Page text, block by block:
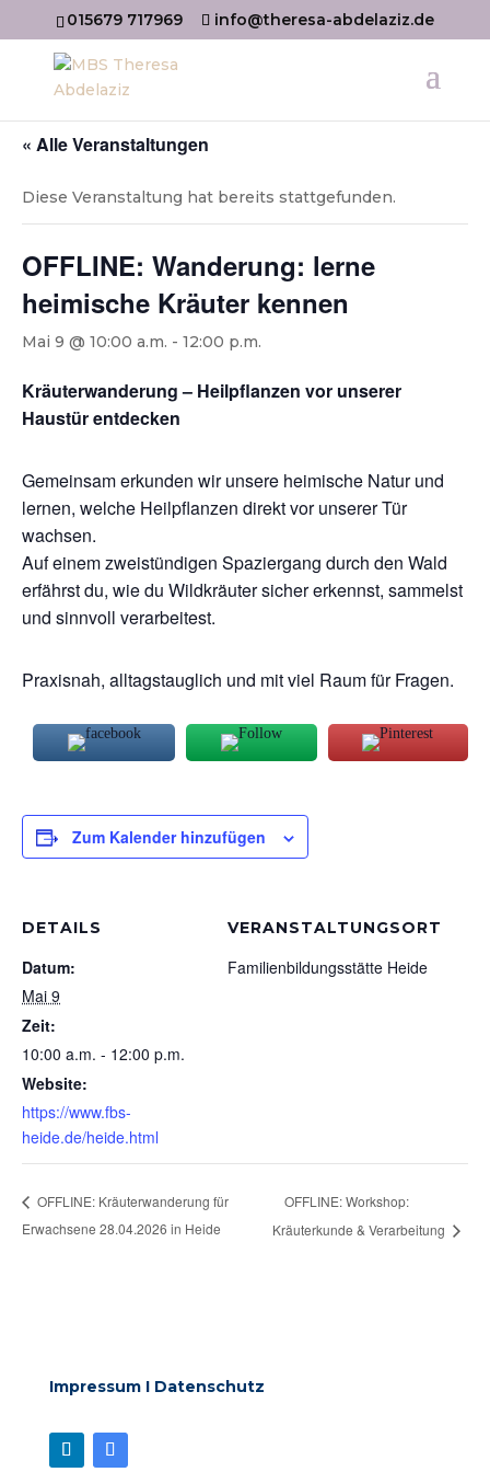
015679 717969 info@theresa-abdelaziz.de
« Alle Veranstaltungen
Diese Veranstaltung hat bereits stattgefunden.
OFFLINE: Wanderung: lerne
heimische Kräuter kennen
Mai 9 @ 10:00 a.m. - 12:00 p.m.
Kräuterwanderung – Heilpflanzen vor unserer
Haustür entdecken
Gemeinsam erkunden wir unsere heimische Natur und
lernen, welche Heilpflanzen direkt vor unserer Tür
wachsen.
Auf einem zweistündigen Spaziergang durch den Wald
erfährst du, wie du Wildkräuter sicher erkennst, sammelst
und sinnvoll verarbeitest.
Praxisnah, alltagstauglich und mit viel Raum für Fragen.
Zum Kalender hinzufügen
DETAILS
Datum:
Mai 9
Zeit:
10:00 a.m. - 12:00 p.m.
Website:
https://www.fbs-
heide.de/heide.html
VERANSTALTUNGSORT
Familienbildungsstätte Heide
OFFLINE: Kräuterwanderung für
Erwachsene 28.04.2026 in Heide
OFFLINE: Workshop:
Kräuterkunde & Verarbeitung
ImpressumI Datenschutz